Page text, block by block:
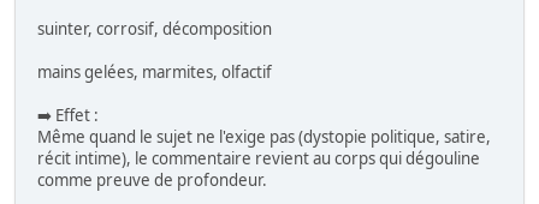
suinter, corrosif, décomposition
mains gelées, marmites, olfactif
➡️ Effet :
Même quand le sujet ne l'exige pas (dystopie politique, satire,
récit intime), le commentaire revient au corps qui dégouline
comme preuve de profondeur.